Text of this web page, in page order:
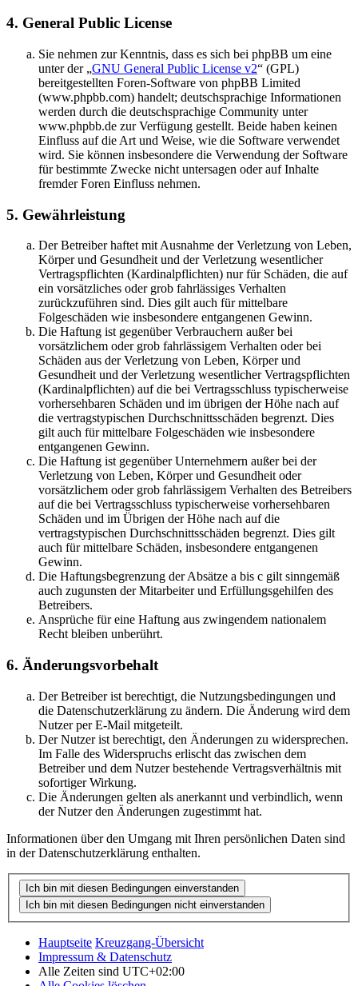
4. General Public License
Sie nehmen zur Kenntnis, dass es sich bei phpBB um eine
unter der „GNU General Public License v2“ (GPL)
bereitgestellten Foren-Software von phpBB Limited
(www.phpbb.com) handelt; deutschsprachige Informationen
werden durch die deutschsprachige Community unter
www.phpbb.de zur Verfügung gestellt. Beide haben keinen
Einfluss auf die Art und Weise, wie die Software verwendet
wird. Sie können insbesondere die Verwendung der Software
für bestimmte Zwecke nicht untersagen oder auf Inhalte
fremder Foren Einfluss nehmen.
5. Gewährleistung
Der Betreiber haftet mit Ausnahme der Verletzung von Leben,
Körper und Gesundheit und der Verletzung wesentlicher
Vertragspflichten (Kardinalpflichten) nur für Schäden, die auf
ein vorsätzliches oder grob fahrlässiges Verhalten
zurückzuführen sind. Dies gilt auch für mittelbare
Folgeschäden wie insbesondere entgangenen Gewinn.
Die Haftung ist gegenüber Verbrauchern außer bei
vorsätzlichem oder grob fahrlässigem Verhalten oder bei
Schäden aus der Verletzung von Leben, Körper und
Gesundheit und der Verletzung wesentlicher Vertragspflichten
(Kardinalpflichten) auf die bei Vertragsschluss typischerweise
vorhersehbaren Schäden und im übrigen der Höhe nach auf
die vertragstypischen Durchschnittsschäden begrenzt. Dies
gilt auch für mittelbare Folgeschäden wie insbesondere
entgangenen Gewinn.
Die Haftung ist gegenüber Unternehmern außer bei der
Verletzung von Leben, Körper und Gesundheit oder
vorsätzlichem oder grob fahrlässigem Verhalten des Betreibers
auf die bei Vertragsschluss typischerweise vorhersehbaren
Schäden und im Übrigen der Höhe nach auf die
vertragstypischen Durchschnittsschäden begrenzt. Dies gilt
auch für mittelbare Schäden, insbesondere entgangenen
Gewinn.
Die Haftungsbegrenzung der Absätze a bis c gilt sinngemäß
auch zugunsten der Mitarbeiter und Erfüllungsgehilfen des
Betreibers.
Ansprüche für eine Haftung aus zwingendem nationalem
Recht bleiben unberührt.
6. Änderungsvorbehalt
Der Betreiber ist berechtigt, die Nutzungsbedingungen und
die Datenschutzerklärung zu ändern. Die Änderung wird dem
Nutzer per E-Mail mitgeteilt.
Der Nutzer ist berechtigt, den Änderungen zu widersprechen.
Im Falle des Widerspruchs erlischt das zwischen dem
Betreiber und dem Nutzer bestehende Vertragsverhältnis mit
sofortiger Wirkung.
Die Änderungen gelten als anerkannt und verbindlich, wenn
der Nutzer den Änderungen zugestimmt hat.
Informationen über den Umgang mit Ihren persönlichen Daten sind
in der Datenschutzerklärung enthalten.
Hauptseite Kreuzgang-Übersicht
Impressum & Datenschutz
Alle Zeiten sind UTC+02:00